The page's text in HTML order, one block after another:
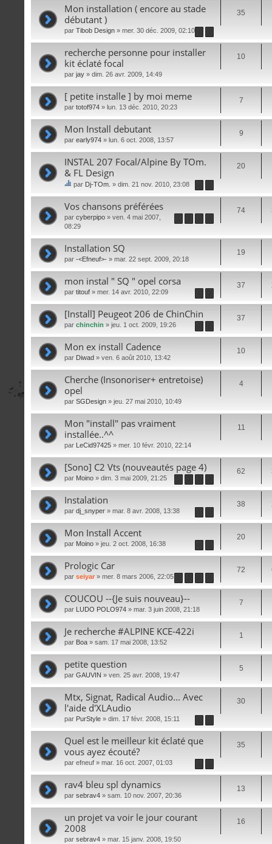
Mon installation ( encore au stade
débutant )
par Tibob Design » mer. 30 déc. 2009, 02:10
35
recherche personne pour installer
kit éclaté focal
par jay » dim. 26 avr. 2009, 14:49
10
[ petite installe ] by moi meme
par totof974 » lun. 13 déc. 2010, 20:23
7
Mon Install debutant
par early974 » lun. 6 oct. 2008, 13:57
9
INSTAL 207 Focal/Alpine By TOm.
& FL Design
su
jet
co
nti
en
t
un
ag
e.
par Dj-TOm. » dim. 21 nov. 2010, 23:08
20
Vos chansons préférées
par cyberpipo » ven. 4 mai 2007,
08:29
74
Installation SQ
par -<Efneuf>- » mar. 22 sept. 2009, 20:18
19
mon instal " SQ " opel corsa
par titouf » mer. 14 avr. 2010, 22:09
37
[Install] Peugeot 206 de ChinChin
par chinchin » jeu. 1 oct. 2009, 19:26
37
Mon ex install Cadence
par Diwad » ven. 6 août 2010, 13:42
10
Cherche (Insonoriser+ entretoise)
opel
par SGDesign » jeu. 27 mai 2010, 10:49
4
Mon "install" pas vraiment
installée..^^
par LeCid97425 » mer. 10 févr. 2010, 22:14
11
[Sono] C2 Vts (nouveautés page 4)
par Moino » dim. 3 mai 2009, 21:25
62
Instalation
par dj_snyper » mar. 8 avr. 2008, 13:38
38
Mon Install Accent
par Moino » jeu. 2 oct. 2008, 16:38
20
Prologic Car
par seiyar » mer. 8 mars 2006, 22:05
72
COUCOU --{Je suis nouveau}--
par LUDO POLO974 » mar. 3 juin 2008, 21:18
7
Je recherche #ALPINE KCE-422i
par Boa » sam. 17 mai 2008, 13:52
1
petite question
par GAUVIN » ven. 25 avr. 2008, 19:47
5
Mtx, Signat, Radical Audio... Avec
l'aide d'XLAudio
par PurStyle » dim. 17 févr. 2008, 15:11
30
Quel est le meilleur kit éclaté que
vous ayez écouté?
par efneuf » mar. 16 oct. 2007, 01:03
35
rav4 bleu spl dynamics
par sebrav4 » sam. 10 nov. 2007, 20:36
13
un projet va voir le jour courant
2008
par sebrav4 » mar. 15 janv. 2008, 19:50
16